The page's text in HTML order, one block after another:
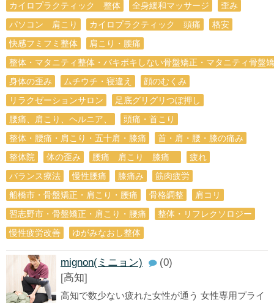
カイロプラクティック 整体 全身緩和マッサージ
歪み
パソコン 肩こり
カイロプラクティック 頭痛
格安
快感フミフミ整体
肩こり・腰痛
整体・マタニティ整体・バキボキしない骨盤矯正・マタニティ骨盤
身体の歪み
ムチウチ・寝違え
顔のむくみ
リラクゼーションサロン
足底グリグリつぼ押し
腰痛、肩こり、ヘルニア、
頭痛・首こり
整体・腰痛・肩こり・五十肩・膝痛
首・肩・腰・膝の痛み
整体院
体の歪み 腰痛 肩こり 膝痛
疲れ
バランス療法
慢性腰痛 膝痛み
筋肉疲労
船橋市・骨盤矯正・肩こり・腰痛
骨格調整
肩コリ
習志野市・骨盤矯正・肩こり・腰痛
整体・リフレクソロジー
慢性疲労改善
ゆがみなおし整体
mignon(ミニョン)
(0)
[高知]
高知で数少ない疲れた女性が通う 女性専用プライ